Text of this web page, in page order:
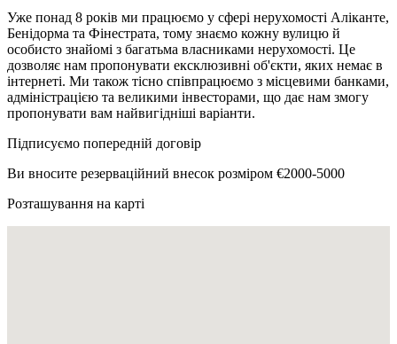
Уже понад 8 років ми працюємо у сфері нерухомості Аліканте,
Бенідорма та Фінестрата, тому знаємо кожну вулицю й
особисто знайомі з багатьма власниками нерухомості. Це
дозволяє нам пропонувати ексклюзивні об'єкти, яких немає в
інтернеті. Ми також тісно співпрацюємо з місцевими банками,
адміністрацією та великими інвесторами, що дає нам змогу
пропонувати вам найвигідніші варіанти.
Підписуємо попередній договір
Ви вносите резерваційний внесок розміром €2000-5000
Розташування на карті